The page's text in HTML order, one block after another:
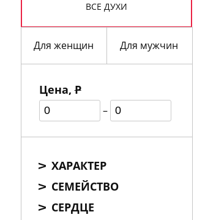
ВСЕ ДУХИ
Для женщин Для мужчин
Цена,Р
–
ХАРАКТЕР
СЕМЕЙСТВО
СЕРДЦЕ